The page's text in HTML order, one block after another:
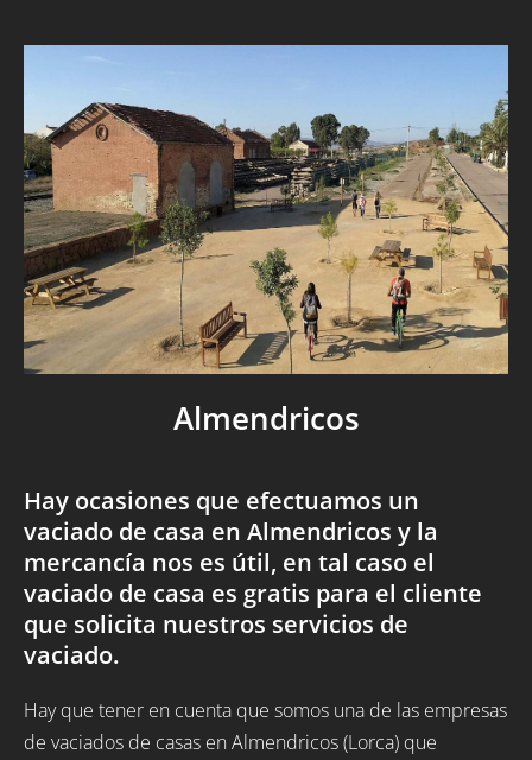
Almendricos
Hay ocasiones que efectuamos un
vaciado de casa en Almendricos y la
mercancía nos es útil, en tal caso el
vaciado de casa es gratis para el cliente
que solicita nuestros servicios de
vaciado.
Hay que tener en cuenta que somos una de las empresas
de vaciados de casas en Almendricos (Lorca) que